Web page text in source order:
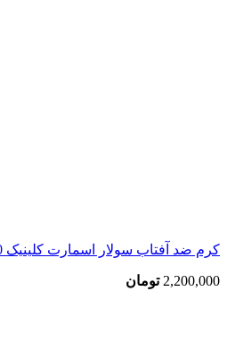
کرم ضد آفتاب سولار اسمارت کلینیک SPF50
2,200,000 تومان